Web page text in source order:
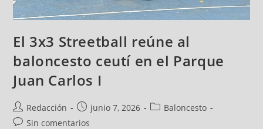
El 3x3 Streetball reúne al
baloncesto ceutí en el Parque
Juan Carlos I
Redacción junio 7, 2026
Baloncesto
Sin comentarios